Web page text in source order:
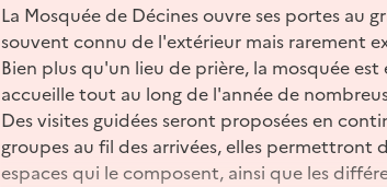
La Mosquée de Décines ouvre ses portes au
souvent connu de l'extérieur mais rarement
Bien plus qu'un lieu de prière, la mosquée
accueille tout au long de l'année de
Des visites guidées seront proposées en
groupes au fil des arrivées, elles
espaces qui le composent, ainsi que les